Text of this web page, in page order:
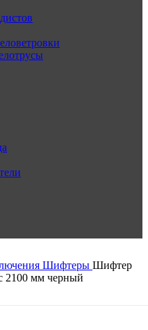
Шифтеры Шифтер
2100 мм черный